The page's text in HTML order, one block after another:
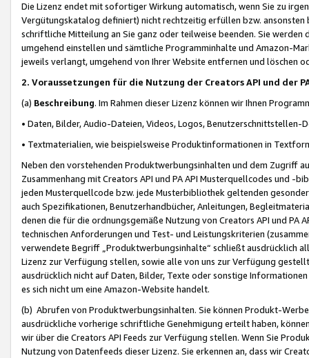
Die Lizenz endet mit sofortiger Wirkung automatisch, wenn Sie zu
Vergütungskatalog definiert) nicht rechtzeitig erfüllen bzw. ansonsten
schriftliche Mitteilung an Sie ganz oder teilweise beenden. Sie werden
umgehend einstellen und sämtliche Programminhalte und Amazon-
jeweils verlangt, umgehend von Ihrer Website entfernen und löschen
2. Voraussetzungen für die Nutzung der Creators API und der
(a) Beschreibung. Im Rahmen dieser Lizenz können wir Ihnen
• Daten, Bilder, Audio-Dateien, Videos, Logos, Benutzerschnittstellen-
• Textmaterialien, wie beispielsweise Produktinformationen in
Neben den vorstehenden Produktwerbungsinhalten und dem Zugriff
Zusammenhang mit Creators API und PA API Musterquellcodes und
jeden Musterquellcode bzw. jede Musterbibliothek geltenden
auch Spezifikationen, Benutzerhandbücher, Anleitungen,
denen die für die ordnungsgemäße Nutzung von Creators API und PA
technischen Anforderungen und Test- und Leistungskriterien
verwendete Begriff „Produktwerbungsinhalte“ schließt ausdrücklich
Lizenz zur Verfügung stellen, sowie alle von uns zur Verfügung
ausdrücklich nicht auf Daten, Bilder, Texte oder sonstige
es sich nicht um eine Amazon-Website handelt.
(b) Abrufen von Produktwerbungsinhalten. Sie können Produkt-
ausdrückliche vorherige schriftliche Genehmigung erteilt haben,
wir über die Creators API Feeds zur Verfügung stellen. Wenn Sie
Nutzung von Datenfeeds dieser Lizenz. Sie erkennen an, dass wir